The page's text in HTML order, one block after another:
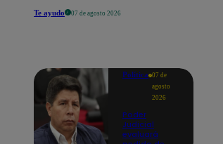
Te ayudo 07 de agosto 2026
Política 07 de
agosto
2026
Poder
Judicial
evaluará